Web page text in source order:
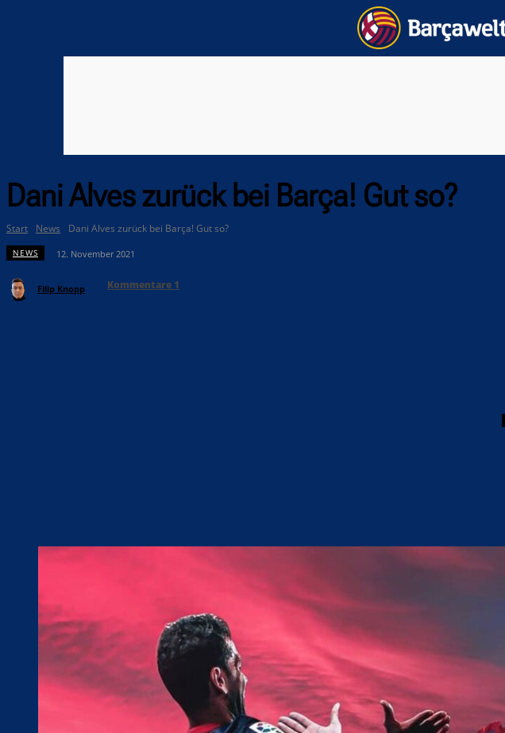
Dani Alves zurück bei Barça! Gut so?
Start News Dani Alves zurück bei Barça! Gut so?
NEWS 12. November 2021
Filip Knopp Kommentare 1